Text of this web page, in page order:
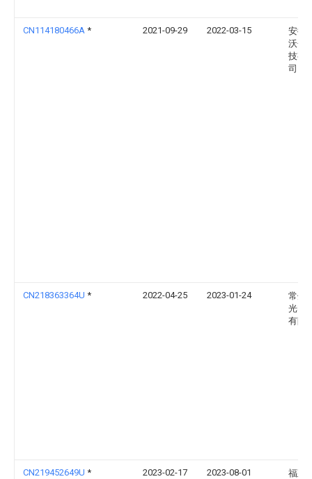
CN114180466A * 2021-09-29 2022-03-15
安徽
沃包
技有
司
CN218363364U * 2022-04-25 2023-01-24
常州
光电
有限
CN219452649U * 2023-02-17 2023-08-01
福建